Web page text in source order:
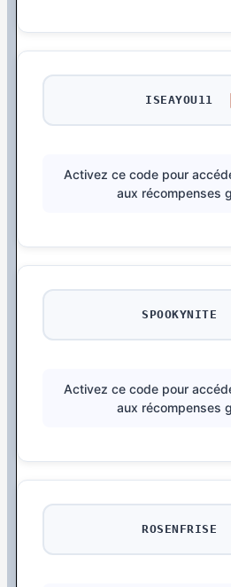
ISEAYOU11
Activez ce code pour
aux récompenses
SPOOKYNITE
Activez ce code pour
aux récompenses
ROSENFRISE